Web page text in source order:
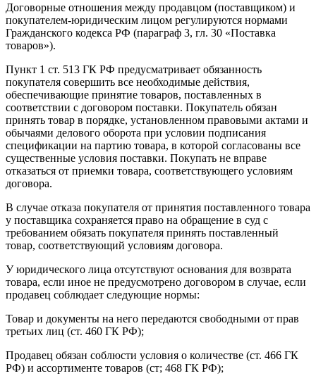
Договорные отношения между продавцом (поставщиком) и
покупателем-юридическим лицом регулируются нормами
Гражданского кодекса РФ (параграф 3, гл. 30 «Поставка
товаров»).
Пункт 1 ст. 513 ГК РФ предусматривает обязанность
покупателя совершить все необходимые действия,
обеспечивающие принятие товаров, поставленных в
соответствии с договором поставки. Покупатель обязан
принять товар в порядке, установленном правовыми актами и
обычаями делового оборота при условии подписания
спецификации на партию товара, в которой согласованы все
существенные условия поставки. Покупать не вправе
отказаться от приемки товара, соответствующего условиям
договора.
В случае отказа покупателя от принятия поставленного товара
у поставщика сохраняется право на обращение в суд с
требованием обязать покупателя принять поставленный
товар, соответствующий условиям договора.
У юридического лица отсутствуют основания для возврата
товара, если иное не предусмотрено договором в случае, если
продавец соблюдает следующие нормы:
Товар и документы на него передаются свободными от прав
третьих лиц (ст. 460 ГК РФ);
Продавец обязан соблюсти условия о количестве (ст. 466 ГК
РФ) и ассортименте товаров (ст; 468 ГК РФ);